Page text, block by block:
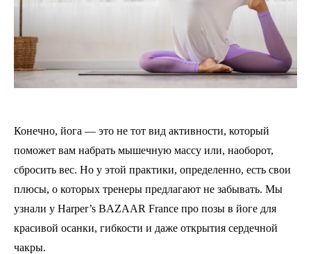
Конечно, йога — это не тот вид активности, который
поможет вам набрать мышечную массу или, наоборот,
сбросить вес. Но у этой практики, определенно, есть свои
плюсы, о которых тренеры предлагают не забывать. Мы
узнали у Harper’s BAZAAR France про позы в йоге для
красивой осанки, гибкости и даже открытия сердечной
чакры.